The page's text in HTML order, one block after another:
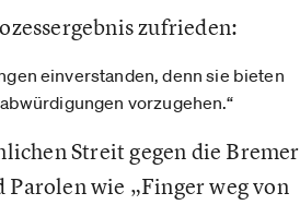
zufrieden:
einverstanden, denn sie bieten
vorzugehen.“
Streit gegen die Bremer
Parolen wie „Finger weg von